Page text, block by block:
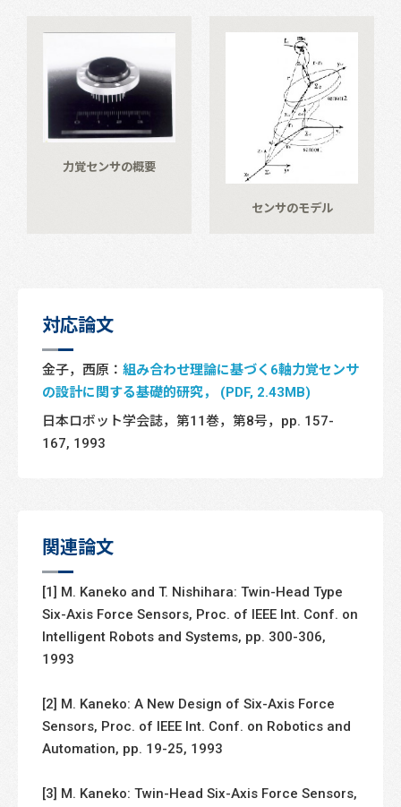
力覚センサの概要
センサのモデル
対応論文
金子，西原： 組み合わせ理論に基づく6軸力覚センサ
の設計に関する基礎的研究， (PDF, 2.43MB)
日本ロボット学会誌，第11巻，第8号，pp. 157-
167, 1993
関連論文
[1] M. Kaneko and T. Nishihara: Twin-Head Type
Six-Axis Force Sensors, Proc. of IEEE Int. Conf. on
Intelligent Robots and Systems, pp. 300-306,
1993
[2] M. Kaneko: A New Design of Six-Axis Force
Sensors, Proc. of IEEE Int. Conf. on Robotics and
Automation, pp. 19-25, 1993
[3] M. Kaneko: Twin-Head Six-Axis Force Sensors,